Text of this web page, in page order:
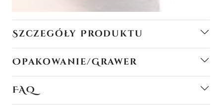
Szczegóły Produktu
Opakowanie/Grawer
FAQ